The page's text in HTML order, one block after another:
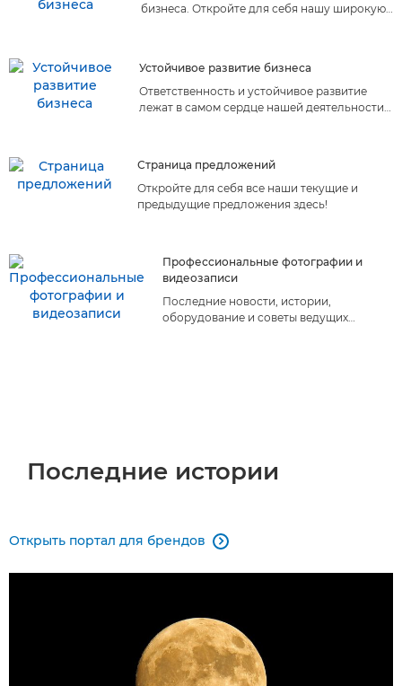
бизнеса. Откройте для себя нашу широкую
Устойчивое развитие бизнеса
Ответственность и устойчивое развитие
лежат в самом сердце нашей деятельности.
Страница предложений
Откройте для себя все наши текущие и
предыдущие предложения здесь!
Профессиональные фотографии и
видеозаписи
Последние новости, истории,
оборудование и советы ведущих
Последние истории
Открыть портал для брендов 